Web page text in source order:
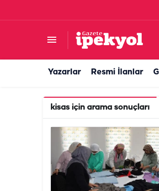
Yazarlar Resmi İlanlar
kisas için arama sonuçları